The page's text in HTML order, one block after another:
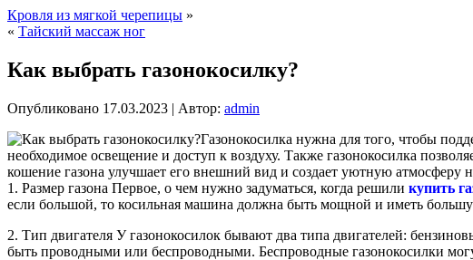
Кровля из мягкой черепицы »
« Тайский массаж ног
Как выбрать газонокосилку?
Опубликовано 17.03.2023 | Автор: admin
Газонокосилка нужна для того, чтобы
необходимое освещение и доступ к воздуху. Также газонокосилка
кошение газона улучшает его внешний вид и создает уютную атмосферу
1. Размер газона Первое, о чем нужно задуматься, когда решили купить
если большой, то косильная машина должна быть мощной и иметь
2. Тип двигателя У газонокосилок бывают два типа двигателей:
быть проводными или беспроводными. Беспроводные газонокосилки